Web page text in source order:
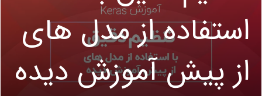
استفاده از مدل های
از پیش آموزش دیده